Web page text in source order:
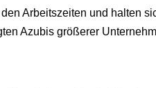
Arbeitszeiten und halten
Azubis größerer